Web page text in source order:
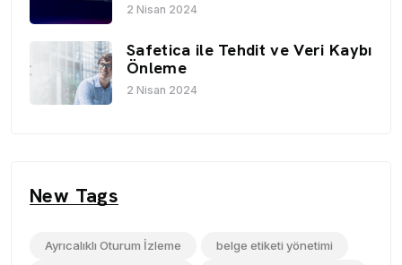
2 Nisan 2024
Safetica ile Tehdit ve Veri Kaybı
Önleme
2 Nisan 2024
New Tags
Ayrıcalıklı Oturum İzleme
belge etiketi yönetimi